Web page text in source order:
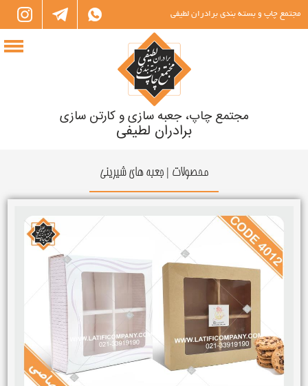
مجتمع چاپ و بسته بندی برادران لطیفی
مجتمع چاپ، جعبه سازی و کارتن سازی
برادران لطیفی
محصولات | جعبه های شیرینی